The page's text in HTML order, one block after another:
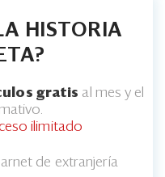
HISTORIA
gratis al mes y el
ilimitado
de extranjería